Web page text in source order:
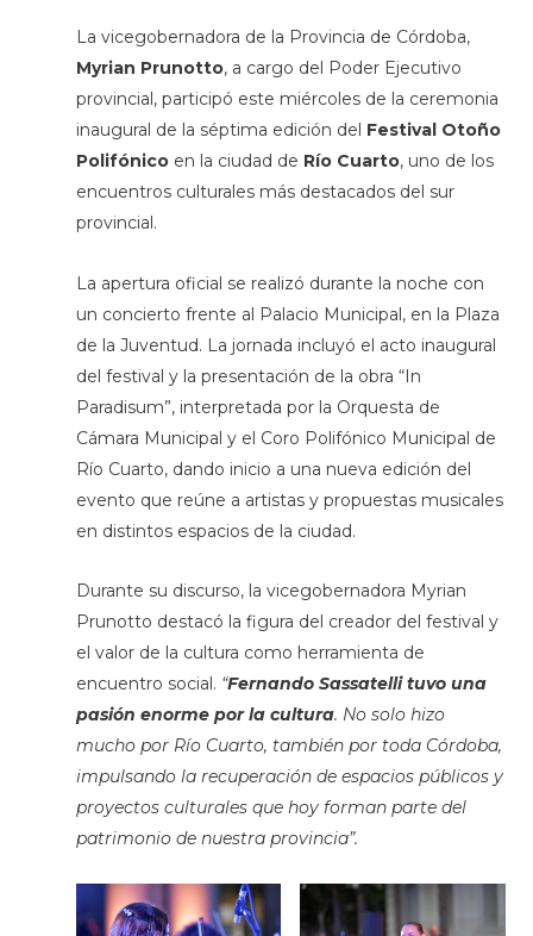
La vicegobernadora de la Provincia de Córdoba,
Myrian Prunotto, a cargo del Poder Ejecutivo
provincial, participó este miércoles de la ceremonia
inaugural de la séptima edición del Festival Otoño
Polifónico en la ciudad de Río Cuarto, uno de los
encuentros culturales más destacados del sur
provincial.
La apertura oficial se realizó durante la noche con
un concierto frente al Palacio Municipal, en la Plaza
de la Juventud. La jornada incluyó el acto inaugural
del festival y la presentación de la obra “In
Paradisum”, interpretada por la Orquesta de
Cámara Municipal y el Coro Polifónico Municipal de
Río Cuarto, dando inicio a una nueva edición del
evento que reúne a artistas y propuestas musicales
en distintos espacios de la ciudad.
Durante su discurso, la vicegobernadora Myrian
Prunotto destacó la figura del creador del festival y
el valor de la cultura como herramienta de
encuentro social. “Fernando Sassatelli tuvo una
pasión enorme por la cultura. No solo hizo
mucho por Río Cuarto, también por toda Córdoba,
impulsando la recuperación de espacios públicos y
proyectos culturales que hoy forman parte del
patrimonio de nuestra provincia”.